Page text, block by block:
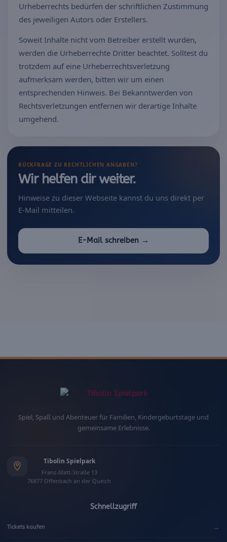
Urheberrechts bedürfen der schriftlichen Zustimmung
des jeweiligen Autors oder Erstellers.
Soweit Inhalte nicht vom Betreiber erstellt wurden,
werden die Urheberrechte Dritter beachtet. Solltest du
trotzdem auf eine Urheberrechtsverletzung
aufmerksam werden, bitten wir um einen
entsprechenden Hinweis. Bei Bekanntwerden von
Rechtsverletzungen entfernen wir derartige Inhalte
umgehend.
RÜCKFRAGE ZU RECHTLICHEN ANGABEN?
Wir helfen dir weiter.
Hinweise zu dieser Webseite kannst du uns direkt per
E-Mail mitteilen.
E-Mail schreiben →
Spiel, Spaß und Abenteuer für Familien, Kindergeburtstage und
gemeinsame Erlebnisse.
Tibolin Spielpark
Franz-Matt-Straße 13
76877 Offenbach an der Queich
Schnellzugriff
Tickets kaufen →